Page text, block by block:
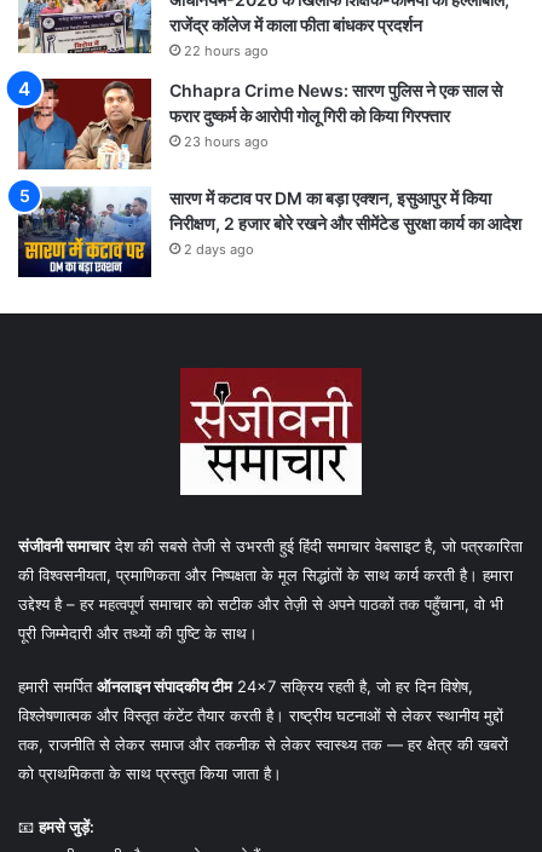
राजेंद्र कॉलेज में काला फीता बांधकर प्रदर्शन
22 hours ago
Chhapra Crime News: सारण पुलिस ने एक साल से
फरार दुष्कर्म के आरोपी गोलू गिरी को किया गिरफ्तार
23 hours ago
सारण में कटाव पर DM का बड़ा एक्शन, इसुआपुर में किया
निरीक्षण, 2 हजार बोरे रखने और सीमेंटेड सुरक्षा कार्य का आदेश
2 days ago
संजीवनी समाचारदेश की सबसे तेजी से उभरती हुई हिंदी समाचार वेबसाइट है, जो पत्रकारिता
की विश्वसनीयता, प्रमाणिकता और निष्पक्षता के मूल सिद्धांतों के साथ कार्य करती है। हमारा
उद्देश्य है – हर महत्वपूर्ण समाचार को सटीक और तेज़ी से अपने पाठकों तक पहुँचाना, वो भी
पूरी जिम्मेदारी और तथ्यों की पुष्टि के साथ।
हमारी समर्पितऑनलाइन संपादकीय टीम24×7 सक्रिय रहती है, जो हर दिन विशेष,
विश्लेषणात्मक और विस्तृत कंटेंट तैयार करती है। राष्ट्रीय घटनाओं से लेकर स्थानीय मुद्दों
तक, राजनीति से लेकर समाज और तकनीक से लेकर स्वास्थ्य तक — हर क्षेत्र की खबरों
को प्राथमिकता के साथ प्रस्तुत किया जाता है।
📧हमसे जुड़ें: